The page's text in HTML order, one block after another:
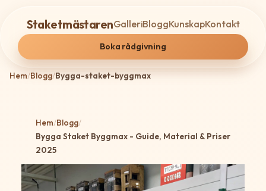
StaketmästarenGalleriBloggKunskapKontakt
Boka rådgivning
Hem/Blogg/Bygga-staket-byggmax
Hem/Blogg/
Bygga Staket Byggmax - Guide, Material & Priser
2025